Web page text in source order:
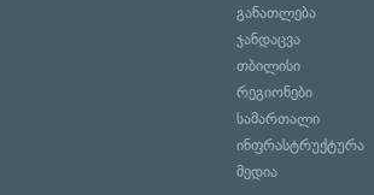
განათლება
ჯანდაცვა
თბილისი
რეგიონები
სამართალი
ინფრასტრუქტურა
მედია